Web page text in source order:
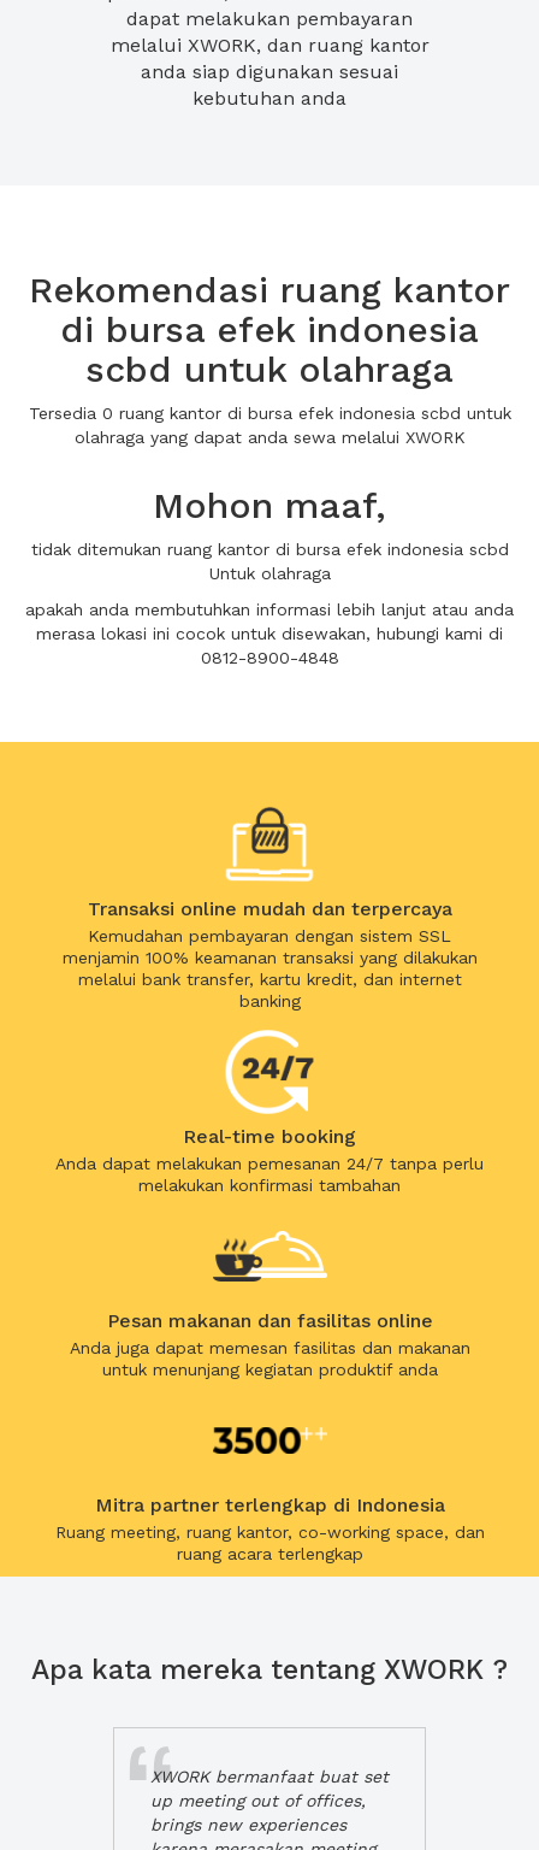
dapat melakukan pembayaran
melalui XWORK, dan ruang kantor
anda siap digunakan sesuai
kebutuhan anda
Rekomendasi ruang kantor
di bursa efek indonesia
scbd untuk olahraga
Tersedia 0 ruang kantor di bursa efek indonesia scbd untuk
olahraga yang dapat anda sewa melalui XWORK
Mohon maaf,
tidak ditemukan ruang kantor di bursa efek indonesia scbd
Untuk olahraga
apakah anda membutuhkan informasi lebih lanjut atau anda
merasa lokasi ini cocok untuk disewakan, hubungi kami di
0812-8900-4848
Transaksi online mudah dan terpercaya
Kemudahan pembayaran dengan sistem SSL
menjamin 100% keamanan transaksi yang dilakukan
melalui bank transfer, kartu kredit, dan internet
banking
Real-time booking
Anda dapat melakukan pemesanan 24/7 tanpa perlu
melakukan konfirmasi tambahan
Pesan makanan dan fasilitas online
Anda juga dapat memesan fasilitas dan makanan
untuk menunjang kegiatan produktif anda
Mitra partner terlengkap di Indonesia
Ruang meeting, ruang kantor, co-working space, dan
ruang acara terlengkap
Apa kata mereka tentang XWORK ?
XWORK bermanfaat buat set
up meeting out of offices,
brings new experiences